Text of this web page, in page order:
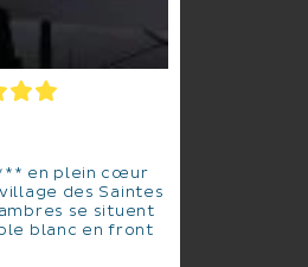
en plein cœur
des Saintes
se situent
blanc en front